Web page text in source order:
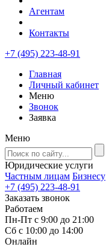
Агентам
Контакты
+7 (495) 223-48-91
Главная
Личный кабинет
Меню
Звонок
Заявка
Меню
Юридические услуги
Частным лицам Бизнесу
+7 (495) 223-48-91
Заказать звонок
Работаем
Пн-Пт с 9:00 до 21:00
Сб с 10:00 до 14:00
Онлайн